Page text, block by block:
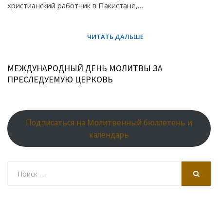
христианский работник в Пакистане,…
МЕЖДУНАРОДНЫЙ ДЕНЬ МОЛИТВЫ ЗА
ПРЕСЛЕДУЕМУЮ ЦЕРКОВЬ
Подписаться на Молитвенный бюллетень и
календарь